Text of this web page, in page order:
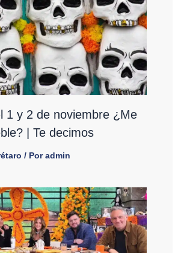
1 y 2 de noviembre ¿Me
| Te decimos
/ Poradmin